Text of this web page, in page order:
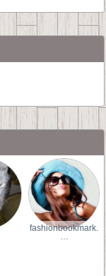
fashionbookmark.